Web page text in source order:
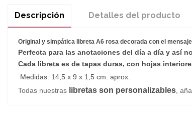
Descripción Detalles del producto
Original y simpática libreta A6rosa decorada con el mensaje
Perfecta para las anotaciones del día a día y así
Cadalibretaes de tapas duras, con hojas
Medidas: 14,5 x 9 x 1,5 cm. aprox.
Todas nuestras libretas son personalizables,